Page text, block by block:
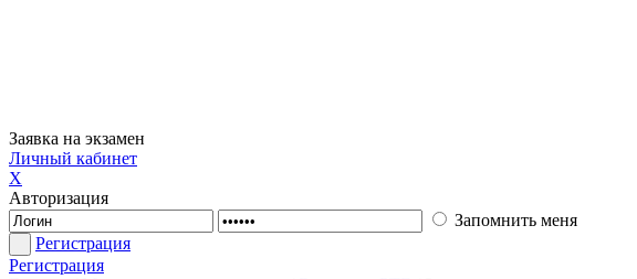
Заявка на экзамен
Личный кабинет
X
Авторизация
Запомнить меня
Регистрация
Регистрация